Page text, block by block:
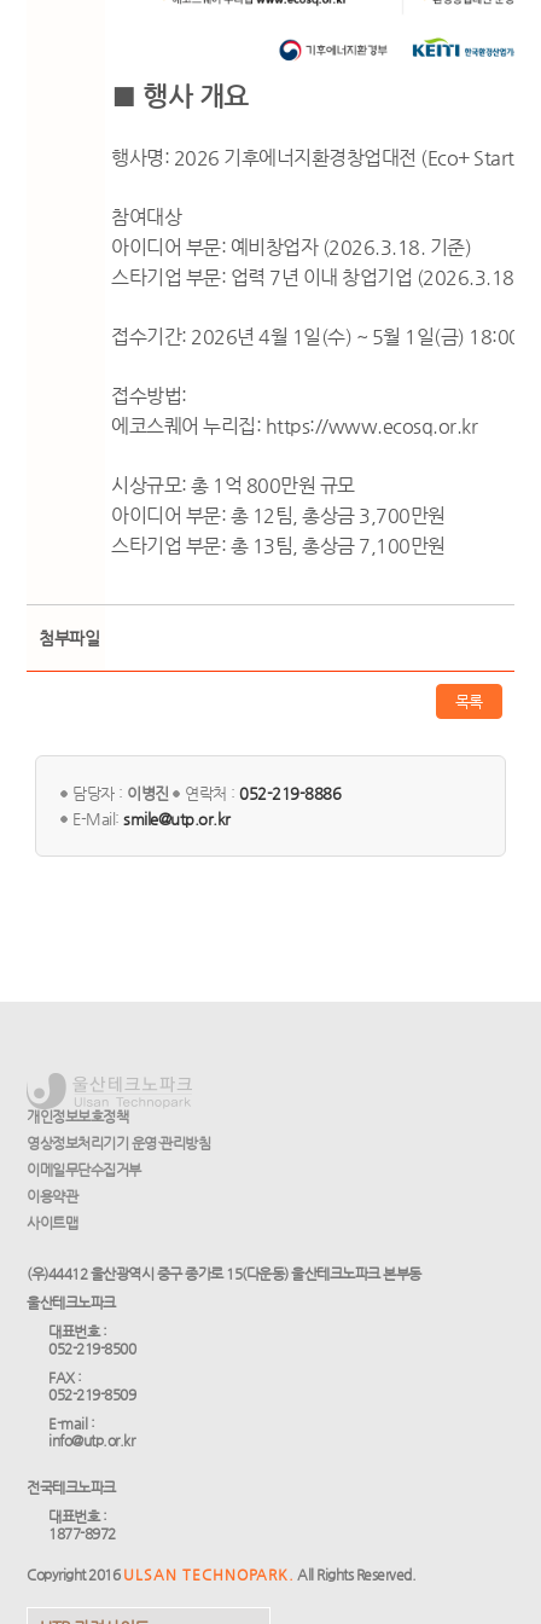
■ 행사 개요
행사명: 2026 기후에너지환경창업대전 (Eco+ Start-
참여대상
아이디어 부문: 예비창업자 (2026.3.18. 기준)
스타기업 부문: 업력 7년 이내 창업기업 (2026.3.18.
접수기간: 2026년 4월 1일(수) ~ 5월 1일(금) 18:00까
접수방법:
에코스퀘어 누리집: https://www.ecosq.or.kr
시상규모: 총 1억 800만원 규모
아이디어 부문: 총 12팀, 총상금 3,700만원
스타기업 부문: 총 13팀, 총상금 7,100만원
첨부파일
목록
담당자 : 이병진 연락처 :052-219-8886
E-Mail:smile@utp.or.kr
개인정보보호정책
영상정보처리기기 운영·관리방침
이메일무단수집거부
이용약관
사이트맵
(우)44412 울산광역시 중구 종가로 15(다운동) 울산테크노파크 본부동
울산테크노파크
대표번호 :
052-219-8500
FAX :
052-219-8509
E-mail :
info@utp.or.kr
전국테크노파크
대표번호 :
1877-8972
Copyright 2016 ULSAN TECHNOPARK. All Rights Reserved.